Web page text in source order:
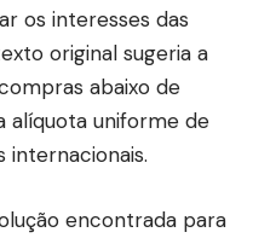
os interesses das
original sugeria a
abaixo de
alíquota uniforme de
internacionais.
encontrada para